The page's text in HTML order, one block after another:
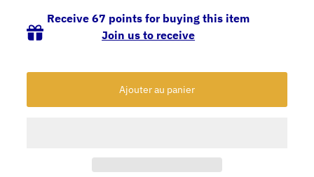
Receive 67 points for buying this item
Join us to receive